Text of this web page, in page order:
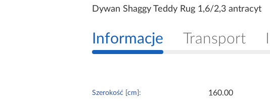
Dywan Shaggy Teddy Rug 1,6/2,3 antracyt
Informacje Transport
Szerokość [cm]: 160.00